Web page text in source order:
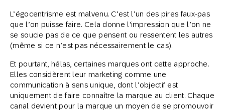
L’égocentrisme est malvenu. C’est l’un des pires faux-pas
que l’on puisse faire. Cela donne l’impression que l’on ne
se soucie pas de ce que pensent ou ressentent les autres
(même si ce n’est pas nécessairement le cas).
Et pourtant, hélas, certaines marques ont cette approche.
Elles considèrent leur marketing comme une
communication à sens unique, dont l’objectif est
uniquement de faire connaître la marque au client. Chaque
canal devient pour la marque un moyen de se promouvoir